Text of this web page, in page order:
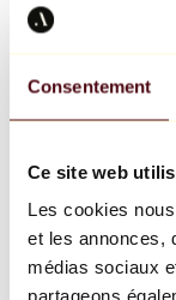
Consentement
Ce site web
Les cookies
et les annonces,
médias sociaux
partageons
Œuvre de la